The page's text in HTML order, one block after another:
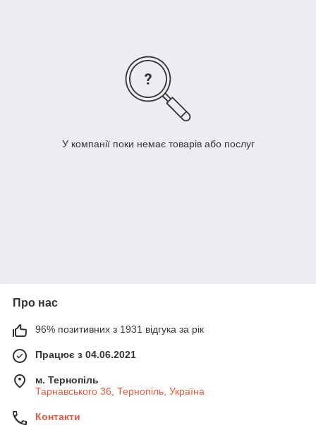
У компанії поки немає товарів або послуг
Про нас
96% позитивних з 1931 відгука за рік
Працює з 04.06.2021
м. Тернопіль
Тарнавського 36, Тернопіль, Україна
Контакти